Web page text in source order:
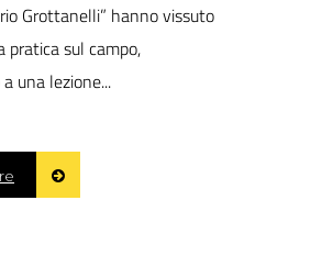
Grottanelli” hanno vissuto
pratica sul campo,
una lezione...